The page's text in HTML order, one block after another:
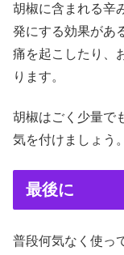
胡椒に含まれる辛
発にする効果があ
痛を起こしたり、
ります。
胡椒はごく少量で
気を付けましょう。
最後に
普段何気なく使っ